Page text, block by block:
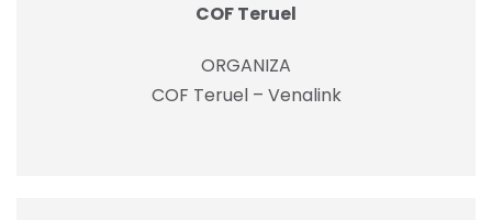
COF Teruel
ORGANIZA
COF Teruel – Venalink